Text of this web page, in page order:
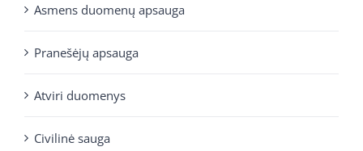
Asmens duomenų apsauga
Pranešėjų apsauga
Atviri duomenys
Civilinė sauga